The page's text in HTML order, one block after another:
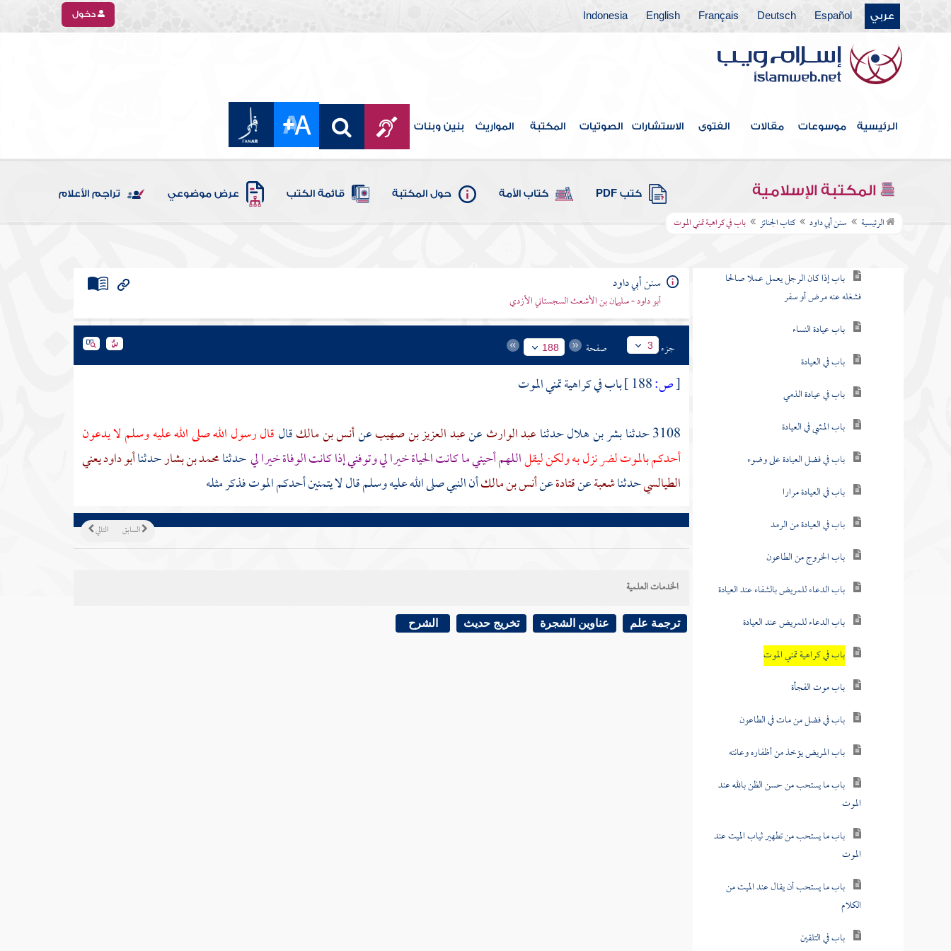
عربي Español
Deutsch
Français
English
Indonesia دخول
الرئيسية موسوعات مقالات الفتوى الاستشارات الصوتيات المكتبة المواريث بنين وبنات
المكتبة الإسلامية كتب PDF كتاب الأمة حول المكتبة قائمة الكتب عرض موضوعي تراجم الأعلام
الرئيسية سنن أبي داود كتاب الجنائز باب في كراهية تمني الموت
كتاب الجهاد
كتاب الضحايا
كتاب الصيد
كتاب الوصايا
كتاب الفرائض
كتاب الخراج والإمارة والفيء
كتاب الجنائز
باب إذا كان الرجل يعمل عملا صالحا
فشغله عنه مرض أو سفر
باب عيادة النساء
باب في العيادة
باب في عيادة الذمي
باب المشي في العيادة
باب في فضل العيادة على وضوء
باب في العيادة مرارا
باب في العيادة من الرمد
باب الخروج من الطاعون
باب الدعاء للمريض بالشفاء عند العيادة
باب الدعاء للمريض عند العيادة
باب في كراهية تمني الموت
باب موت الفجأة
باب في فضل من مات في الطاعون
باب المريض يؤخذ من أظفاره وعانته
باب ما يستحب من حسن الظن بالله عند
الموت
باب ما يستحب من تطهير ثياب الميت عند
الموت
باب ما يستحب أن يقال عند الميت من
الكلام
باب في التلقين
سنن أبي داود
أبو داود - سليمان بن الأشعث السجستاني الأزدي
جزء 3 صفحة 188
[ص:
باب في كراهية تمني الموت
3108 حدثنا
بشر بن هلالحدثناعبد الوارثعنعبد العزيز بن صهيبعنأنس بن مالكقالقال رسول الله صلى الله عليه وسلم لا يدعون
أحدكم بالموت لضر نزل به ولكن ليقلاللهم أحيني ما كانت الحياة خيرا لي وتوفني إذا كانت الوفاة خيرا ليحدثنامحمد بن بشارحدثناأبو داود يعني
الطيالسيحدثناشعبةعنقتادةعنأنس بن مالكأن النبي صلى الله عليه وسلم قال لا يتمنين أحدكم الموت فذكر مثله
التالي السابق
الخدمات العلمية
ترجمة علم عناوين الشجرة تخريج حديث الشرح